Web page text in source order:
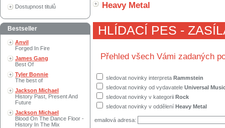
Dostupnost titulů
Bestseller
Anvil
Forged In Fire
James Gang
Best Of
Tyler Bonnie
The best of
Jackson Michael
History Past, Present And
Future
Jackson Michael
Blood On The Dance Floor -
History In The Mix
Heavy Metal
HLÍDACÍ PES -
Přehled všech Vámi zadaných
sledovat novinky interpreta Rammstein
sledovat novinky od vydavatele Universal
sledovat novinky v kategorii Rock
sledovat novinky v oddělení Heavy Metal
emailová adresa: